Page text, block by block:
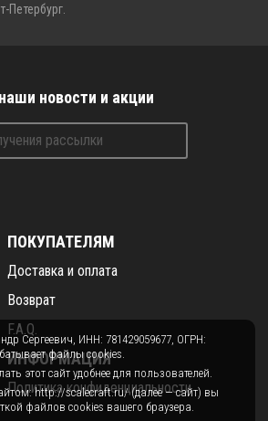
Петербург.
новости и акции
ПОКУПАТЕЛЯМ
Доставка и оплата
Возврат
F.A.Q.
ИНФОРМАЦИЯ
Политика конфиденциальности
Сергеевич, ИНН: 781429059677, ОГРН:
файлы cookies.
этот сайт удобнее для пользователей.
http://scalecraft.ru/ (далее — сайт) вы
файлов cookies вашего браузера.